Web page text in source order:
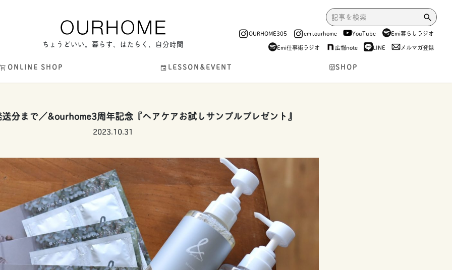
ちょうどいい。暮らす、はたらく、自分時間
OURHOME305 emi.ourhome YouTube
Emi暮らしラジオ
Emi仕事術ラジオ
広報note LINE メルマガ登録
ONLINE SHOP LESSON&EVENT SHOP
分まで／&ourhome3周年記念『ヘアケアお試しサンプルプレゼント』
2023.10.31